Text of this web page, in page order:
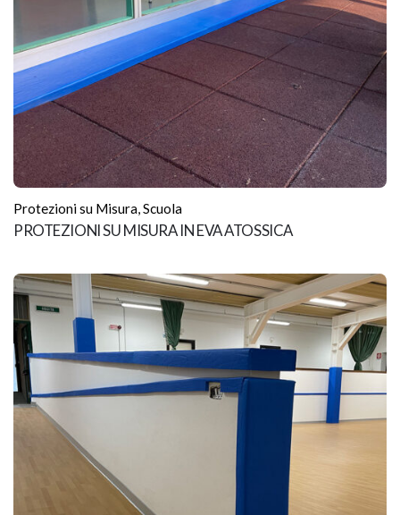
Protezioni su Misura,Scuola
PROTEZIONI SU MISURA IN EVA ATOSSICA